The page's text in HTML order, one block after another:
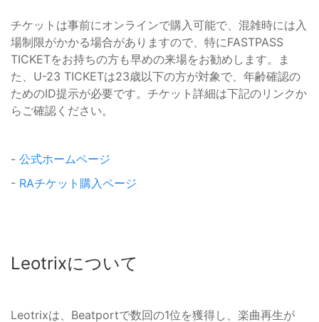
チケットは事前にオンラインで購入可能で、混雑時には入
場制限がかかる場合がありますので、特にFASTPASS
TICKETをお持ちの方も早めの来場をお勧めします。ま
た、U-23 TICKETは23歳以下の方が対象で、年齢確認の
ためのID提示が必要です。チケット詳細は下記のリンクか
らご確認ください。
- 公式ホームページ
- RAチケット購入ページ
Leotrixについて
Leotrixは、Beatportで数回の1位を獲得し、楽曲再生が